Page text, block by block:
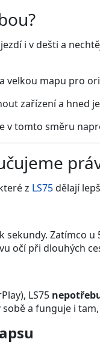
i v dešti a
velkou mapu pro
zařízení a hned
v tomto směru
z LS75dělají
Zatímco
očí při dlouhých
LS75
a funguje i